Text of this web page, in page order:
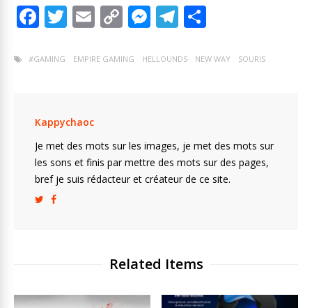
F
e
o
k
T
itt
E
ai
C
p
k
M
ss
er
T
e ta
#GAMING EMPIRE GAMING HELLOUNDS NEW WAY SOURIS
Kappychaoc
Je met des mots sur les images, je met des mots sur
les sons et finis par mettre des mots sur des pages,
bref je suis rédacteur et créateur de ce site.
Related Items